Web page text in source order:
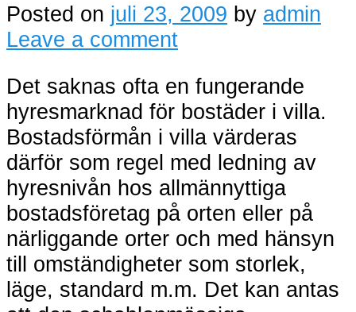
Posted on juli 23, 2009 by admin
Leave a comment
Det saknas ofta en fungerande
hyresmarknad för bostäder i villa.
Bostadsförmån i villa värderas
därför som regel med ledning av
hyresnivån hos allmännyttiga
bostadsföretag på orten eller på
närliggande orter och med hänsyn
till omständigheter som storlek,
läge, standard m.m. Det kan antas